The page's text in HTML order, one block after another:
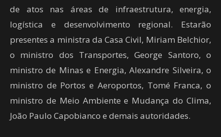
de atos nas áreas de infraestrutura, energia,
logística e desenvolvimento regional. Estarão
presentes a ministra da Casa Civil, Miriam Belchior,
o ministro dos Transportes, George Santoro, o
ministro de Minas e Energia, Alexandre Silveira, o
ministro de Portos e Aeroportos, Tomé Franca, o
ministro de Meio Ambiente e Mudança do Clima,
João Paulo Capobianco e demais autoridades.